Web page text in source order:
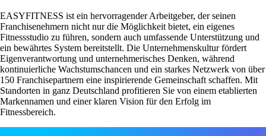
EASYFITNESS ist ein hervorragender Arbeitgeber, der seinen
Franchisenehmern nicht nur die Möglichkeit bietet, ein eigenes
Fitnessstudio zu führen, sondern auch umfassende Unterstützung und
ein bewährtes System bereitstellt. Die Unternehmenskultur fördert
Eigenverantwortung und unternehmerisches Denken, während
kontinuierliche Wachstumschancen und ein starkes Netzwerk von über
150 Franchisepartnern eine inspirierende Gemeinschaft schaffen. Mit
Standorten in ganz Deutschland profitieren Sie von einem etablierten
Markennamen und einer klaren Vision für den Erfolg im
Fitnessbereich.